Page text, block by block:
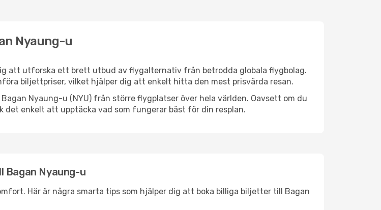
Nyaung-u
att utforska ett brett utbud av flygalternativ från betrodda globala flygbolag.
biljettpriser, vilket hjälper dig att enkelt hitta den mest prisvärda resan.
Nyaung-u (NYU) från större flygplatser över hela världen. Oavsett om du
det enkelt att upptäcka vad som fungerar bäst för din resplan.
Nyaung-u
Här är några smarta tips som hjälper dig att boka billiga biljetter till Bagan